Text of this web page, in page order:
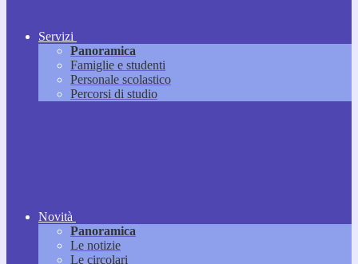
Servizi
Panoramica
Famiglie e studenti
Personale scolastico
Percorsi di studio
Novità
Panoramica
Le notizie
Le circolari